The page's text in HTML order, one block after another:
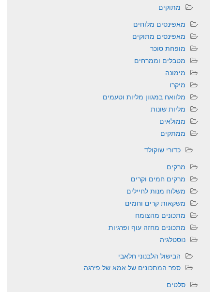
מתוקים
מאפינסים מלוחים
מאפינסים מתוקים
מופחת סוכר
מטבלים וממרחים
מימונה
מיקרו
מלוואח במגוון מליות וטעמים
מליות שונות
ממולאים
ממתקים
כדורי שוקולד
מרקים
מרקים חמים וקרים
משלוח מנות לחיילים
משקאות קרים וחמים
מתכונים מהצומח
מתכונים מחזה עוף ופרגיות
נוסטלגיה
הבישול הלבנוני חלאבי
ספר המתכונים של אמא של פירגה
סלטים